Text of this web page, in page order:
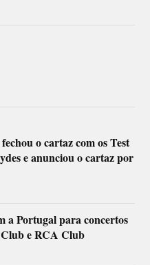
o cartaz com os Test
e anunciou o cartaz por
a Portugal para concertos
e RCA Club